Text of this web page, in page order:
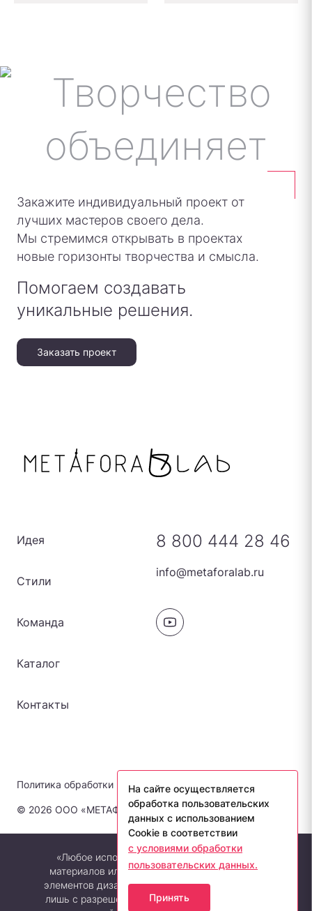
Закажите индивидуальный проект от
лучших мастеров своего дела.
Мы стремимся открывать в проектах
новые горизонты творчества и смысла.
Помогаем создавать
уникальные решения.
Заказать проект
Политика обработки персональных данных
© 2026 ООО «МЕТАФОРА-ЛАБ». Все права защищены.
Идея
Стили
Команда
Каталог
Контакты
8 800 444 28 46
info@metaforalab.ru
«Любое использование либо копирование
материалов или подборки материалов сайта,
элементов дизайна и оформления допускается
лишь с разрешения правообладателя и только
На сайте осуществляется
обработка пользовательских
данных с использованием
Cookie в соответствии
с условиями обработки
пользовательских данных.
Принять